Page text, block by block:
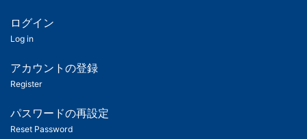
ツ
匿
名
ユ
ー
ログイン
Log in
アカウントの登録
Register
パスワードの再設定
Reset Password